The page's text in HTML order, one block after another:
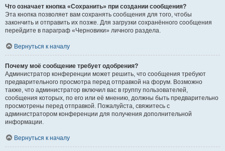
Что означает кнопка «Сохранить» при создании сообщения?
Эта кнопка позволяет вам сохранять сообщения для того, чтобы
закончить и отправить их позже. Для загрузки сохранённого сообщения
перейдите в параграф «Черновики» личного раздела.
Вернуться к началу
Почему моё сообщение требует одобрения?
Администратор конференции может решить, что сообщения требуют
предварительного просмотра перед отправкой на форум. Возможно
также, что администратор включил вас в группу пользователей,
сообщения которых, по его или её мнению, должны быть предварительно
просмотрены перед отправкой. Пожалуйста, свяжитесь с
администратором конференции для получения дополнительной
информации.
Вернуться к началу